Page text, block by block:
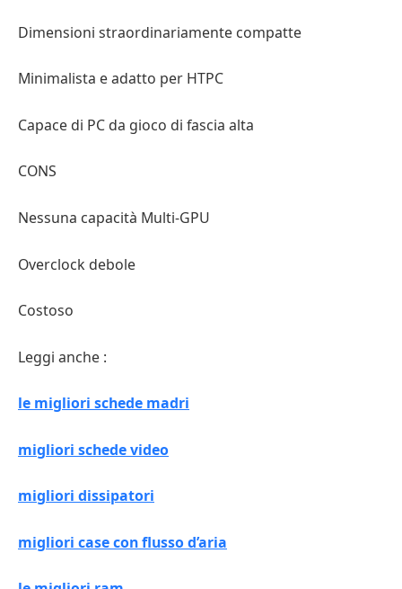
Dimensioni straordinariamente compatte
Minimalista e adatto per HTPC
Capace di PC da gioco di fascia alta
CONS
Nessuna capacità Multi-GPU
Overclock debole
Costoso
Leggi anche :
le migliori schede madri
migliori schede video
migliori dissipatori
migliori case con flusso d’aria